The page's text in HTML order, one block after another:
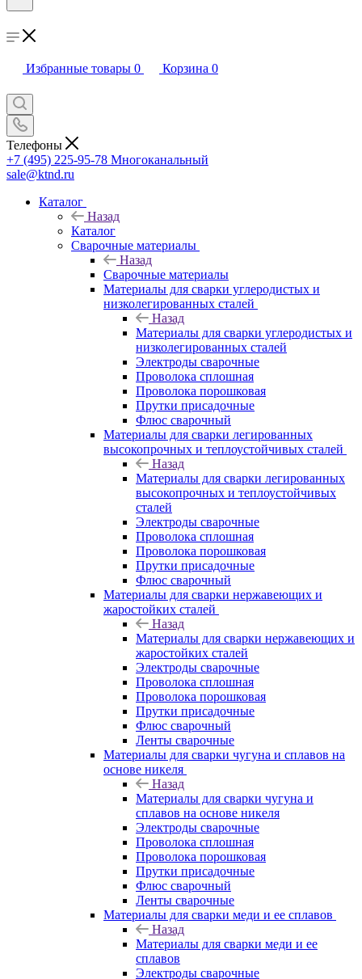
Избранные товары 0 Корзина 0
Телефоны
+7 (495) 225-95-78 Многоканальный
sale@ktnd.ru
Каталог
Назад
Каталог
Сварочные материалы
Назад
Сварочные материалы
Материалы для сварки углеродистых и
низколегированных сталей
Назад
Материалы для сварки углеродистых и
низколегированных сталей
Электроды сварочные
Проволока сплошная
Проволока порошковая
Прутки присадочные
Флюс сварочный
Материалы для сварки легированных
высокопрочных и теплоустойчивых сталей
Назад
Материалы для сварки легированных
высокопрочных и теплоустойчивых
сталей
Электроды сварочные
Проволока сплошная
Проволока порошковая
Прутки присадочные
Флюс сварочный
Материалы для сварки нержавеющих и
жаростойких сталей
Назад
Материалы для сварки нержавеющих и
жаростойких сталей
Электроды сварочные
Проволока сплошная
Проволока порошковая
Прутки присадочные
Флюс сварочный
Ленты сварочные
Материалы для сварки чугуна и сплавов на
основе никеля
Назад
Материалы для сварки чугуна и
сплавов на основе никеля
Электроды сварочные
Проволока сплошная
Проволока порошковая
Прутки присадочные
Флюс сварочный
Ленты сварочные
Материалы для сварки меди и ее сплавов
Назад
Материалы для сварки меди и ее
сплавов
Электроды сварочные